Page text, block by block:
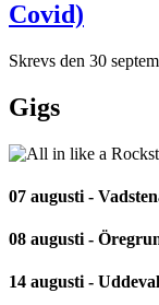
Covid)
Skrevs den 30
Gigs
07 augusti -
08 augusti -
14 augusti -